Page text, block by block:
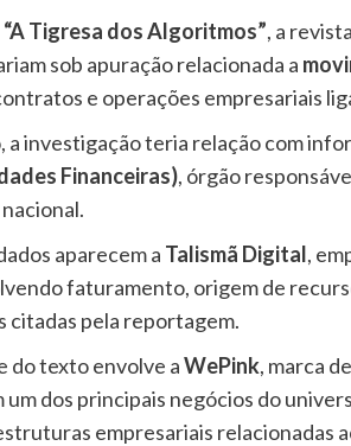
“A Tigresa dos Algoritmos”, a
sob apuração relacionada a
e operações empresariais
a investigação teria relação com
Financeiras), órgão
aparecem a Talismã Digital,
faturamento, origem de
citadas pela reportagem.
do texto envolve aWePink, marca
dos principais negócios do
empresariais relacionadas